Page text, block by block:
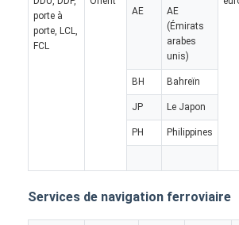
Fret international en avant
Fret aérien en avant
DDP expédition de la Chine
porte à
porte, LCL,
FCL
AE
AE
(Émirats
arabes
unis)
BH Bahreïn
JP Le Japon
PH Philippines
Services de navigation ferroviaire